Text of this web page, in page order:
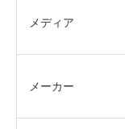
メディア
メーカー